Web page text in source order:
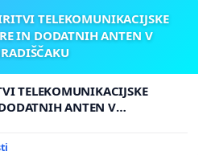
TELEKOMUNIKACIJSKE
IN DODATNIH ANTEN V
TELEKOMUNIKACIJSKE
ANTEN V